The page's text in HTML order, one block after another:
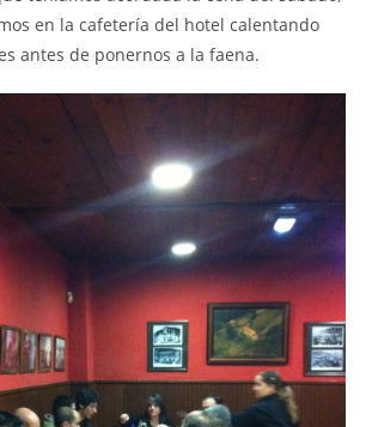
en la cafetería del hotel calentando
antes de ponernos a la faena.